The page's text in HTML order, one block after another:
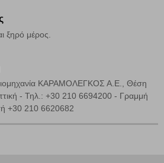
ξηρό μέρος.
ΚΑΡΑΜΟΛΕΓΚΟΣ Α.Ε., Θέση
- Τηλ.: +30 210 6694200 - Γραμμή
+30 210 6620682